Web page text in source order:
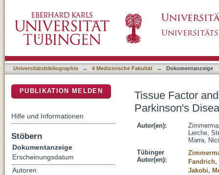
Universitätsbibliographie → 4 Medizinische Fakultät → Dokumentanzeige
Tissue Factor
Parkinson's
Autor(en):
Lerche,
Marra,
Tübinger
Autor(en):
Fandrich,
Jakobi,
PUBLIKATION MELDEN
Hilfe und Informationen
Stöbern
Dokumentanzeige
Erscheinungsdatum
Autoren